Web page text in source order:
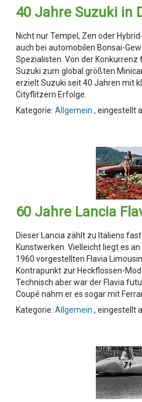
40 Jahre Suzuki in
Nicht nur Tempel, Zen oder
auch bei automobilen Bonsai-
Spezialisten. Von der
Suzuki zum global größten
erzielt Suzuki seit 40 Jahren mit
Cityflitzern Erfolge.
Kategorie: Allgemein , eingestellt
60 Jahre Lancia
Dieser Lancia zählt zu Italiens
Kunstwerken. Vielleicht liegt es
1960 vorgestellten Flavia
Kontrapunkt zur Heckflossen-
Technisch aber war der Flavia
Coupé nahm er es sogar mit
Kategorie: Allgemein , eingestellt